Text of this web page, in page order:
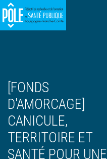
Aller
au
contenu
[FONDS
D'AMORCAGE]
CANICULE,
TERRITOIRE ET
SANTÉ POUR UNE